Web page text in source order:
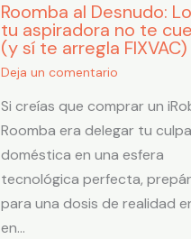
Roomba al Desnudo:
tu aspiradora no te
(y sí te arregla FIXVAC)
Deja un comentario
Si creías que comprar un
Roomba era delegar tu culpa
doméstica en una esfera
tecnológica perfecta,
para una dosis de realidad
en…